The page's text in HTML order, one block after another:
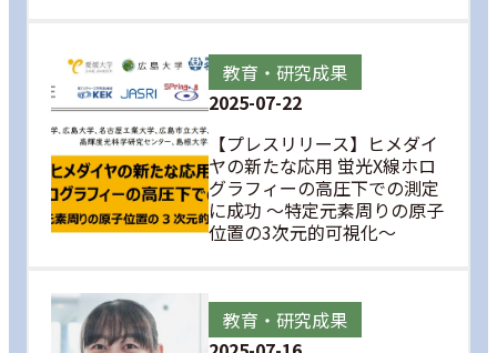
教育・研究成果
2025-07-22
【プレスリリース】ヒメダイ
ヤの新たな応用 蛍光X線ホロ
グラフィーの高圧下での測定
に成功 ～特定元素周りの原子
位置の3次元的可視化～
教育・研究成果